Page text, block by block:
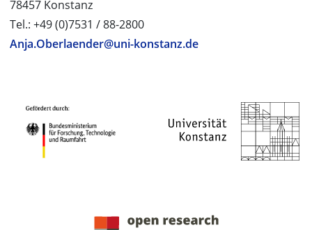
78457 Konstanz
Tel.: +49 (0)7531 / 88-2800
Anja.Oberlaender@uni-konstanz.de